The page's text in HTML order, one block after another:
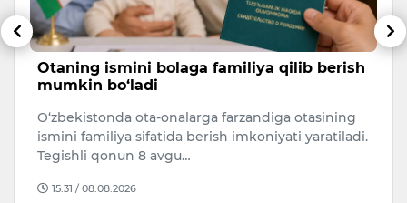
Otaning ismini bolaga familiya qilib berish
mumkin bo‘ladi
O‘zbekistonda ota-onalarga farzandiga otasining
ismini familiya sifatida berish imkoniyati yaratiladi.
Tegishli qonun 8 avgu…
15:31 / 08.08.2026